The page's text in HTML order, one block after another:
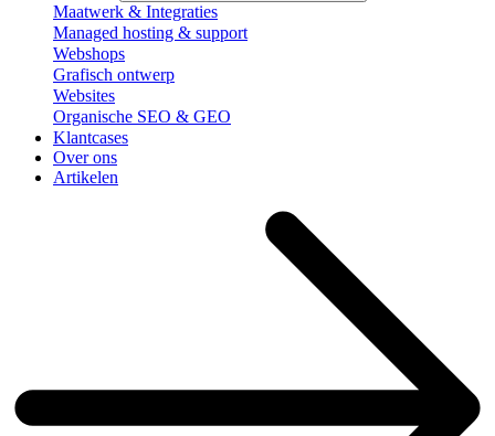
Maatwerk & Integraties
Managed hosting & support
Webshops
Grafisch ontwerp
Websites
Organische SEO & GEO
Klantcases
Over ons
Artikelen